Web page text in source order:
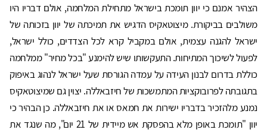
הצהיר אמנם כי יוון תומכת בישראל מתחילת המלחמה, אולם דבריו היו
משולבים בביקורת. מיצוטאקיס הדגיש את תמיכתה של יוון בזכותה של
ישראל להגנה עצמית, אולם במקביל קרא לכל הצדדים, כולל ישראל,
לפעול לשיכוך המתיחות. התעקשותו שיש להימנע "בכל מחיר" ממלחמה
כוללת בדרום לבנון העידה על עמדה הגורסת שעל ישראל לנהוג באיפוק
בתגובתה לפרובוקציות המתמשכות של חיזבאללה. יצוין גם שמיצוטאקיס
נמנע מלהזכיר בדבריו ישירות את חמאס או את חיזבאללה. כן הבהיר כי
יוון "תומכת באופן מלא בהפסקת אש מיידית של 21 יום", מה שנגד את